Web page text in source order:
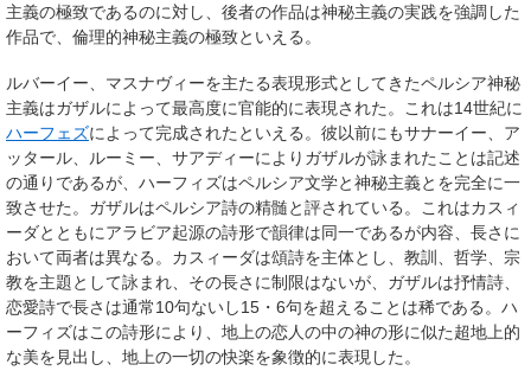
主義の極致であるのに対し、後者の作品は神秘主義の実践を強調した
作品で、倫理的神秘主義の極致といえる。
ルバーイー、マスナヴィーを主たる表現形式としてきたペルシア神秘
主義はガザルによって最高度に官能的に表現された。これは14世紀に
ハーフェズによって完成されたといえる。彼以前にもサナーイー、ア
ッタール、ルーミー、サアディーによりガザルが詠まれたことは記述
の通りであるが、ハーフィズはペルシア文学と神秘主義とを完全に一
致させた。ガザルはペルシア詩の精髄と評されている。これはカスィ
ーダとともにアラビア起源の詩形で韻律は同一であるが内容、長さに
おいて両者は異なる。カスィーダは頌詩を主体とし、教訓、哲学、宗
教を主題として詠まれ、その長さに制限はないが、ガザルは抒情詩、
恋愛詩で長さは通常10句ないし15・6句を超えることは稀である。ハ
ーフィズはこの詩形により、地上の恋人の中の神の形に似た超地上的
な美を見出し、地上の一切の快楽を象徴的に表現した。